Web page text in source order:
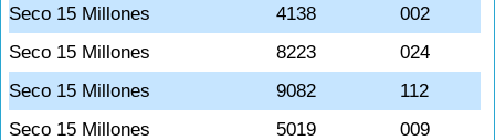
Seco 15 Millones
4138
002
Seco 15 Millones
8223
024
Seco 15 Millones
9082
112
Seco 15 Millones
5019
009